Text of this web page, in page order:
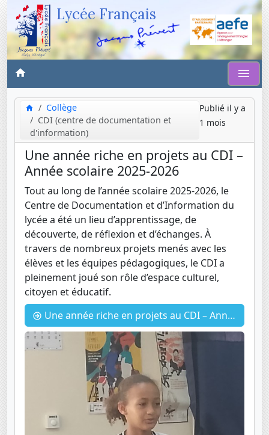
Lycée Français
Collège
CDI (centre de documentation et
d'information)
Publié il y a
1 mois
Une année riche en projets au CDI –
Année scolaire 2025-2026
Tout au long de l’année scolaire 2025-2026, le
Centre de Documentation et d’Information du
lycée a été un lieu d’apprentissage, de
découverte, de réflexion et d’échanges. À
travers de nombreux projets menés avec les
élèves et les équipes pédagogiques, le CDI a
pleinement joué son rôle d’espace culturel,
citoyen et éducatif.
Une année riche en projets au CDI – Année scolaire 2025-2026